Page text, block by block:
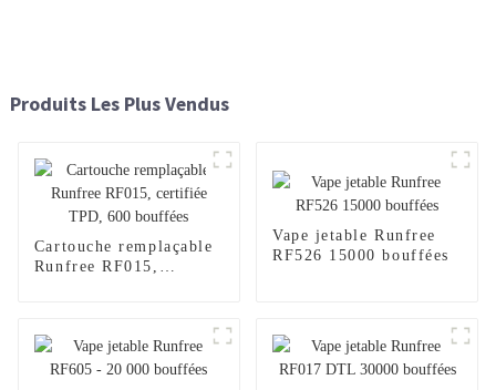
Produits Les Plus Vendus
Cartouche remplaçable
Runfree RF015,
Vape jetable Runfree
RF526 15000 bouffées